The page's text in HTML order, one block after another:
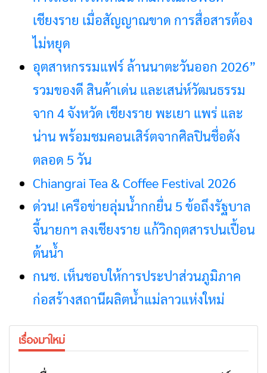
เชียงราย เมื่อสัญญาณขาด การสื่อสารต้อง
ไม่หยุด
อุตสาหกรรมแฟร์ ล้านนาตะวันออก 2026”
รวมของดี สินค้าเด่น และเสน่ห์วัฒนธรรม
จาก 4 จังหวัด เชียงราย พะเยา แพร่ และ
น่าน พร้อมชมคอนเสิร์ตจากศิลปินชื่อดัง
ตลอด 5 วัน
Chiangrai Tea & Coffee Festival 2026
ด่วน! เครือข่ายลุ่มน้ำกกยื่น 5 ข้อถึงรัฐบาล
จี้นายกฯ ลงเชียงราย แก้วิกฤตสารปนเปื้อน
ต้นน้ำ
กนช. เห็นชอบให้การประปาส่วนภูมิภาค
ก่อสร้างสถานีผลิตน้ำแม่ลาวแห่งใหม่
เรื่องมาใหม่